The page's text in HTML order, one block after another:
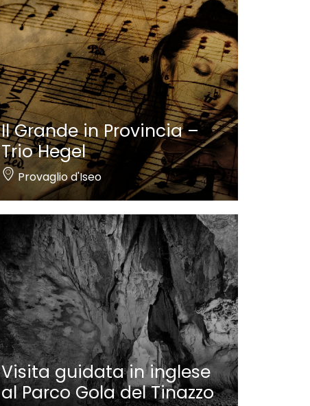
Il Grande in Provincia –
Trio Hegel
Provaglio d'Iseo
Visita guidata in inglese
al Parco Gola del Tinazzo